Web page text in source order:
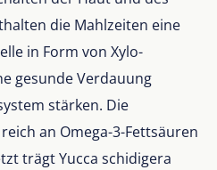
die Mahlzeiten eine
in Form von Xylo-
gesunde Verdauung
stärken. Die
an Omega-3-Fettsäuren
trägt Yucca schidigera